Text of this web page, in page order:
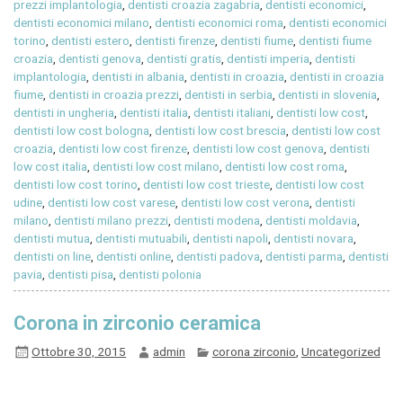
prezzi implantologia ,dentisti croazia zagabria ,dentisti economici
dentisti economici milano ,dentisti economici roma ,dentisti economici
torino ,dentisti estero ,dentisti firenze ,dentisti fiume ,dentisti fiume
croazia ,dentisti genova ,dentisti gratis ,dentisti imperia ,dentisti
implantologia ,dentisti in albania ,dentisti in croazia ,dentisti in croazia
fiume ,dentisti in croazia prezzi ,dentisti in serbia ,dentisti in slovenia
dentisti in ungheria ,dentisti italia ,dentisti italiani ,dentisti low cost
dentisti low cost bologna ,dentisti low cost brescia ,dentisti low cost
croazia ,dentisti low cost firenze ,dentisti low cost genova ,dentisti
low cost italia ,dentisti low cost milano ,dentisti low cost roma
dentisti low cost torino ,dentisti low cost trieste ,dentisti low cost
udine ,dentisti low cost varese ,dentisti low cost verona ,dentisti
milano ,dentisti milano prezzi ,dentisti modena ,dentisti moldavia
dentisti mutua ,dentisti mutuabili ,dentisti napoli ,dentisti novara
dentisti on line ,dentisti online ,dentisti padova ,dentisti parma ,dentisti
pavia ,dentisti pisa ,dentisti polonia
Corona in zirconio ceramica
Ottobre 30, 2015 admin corona zirconio Uncategorized